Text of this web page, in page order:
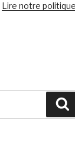
Lire notre politique